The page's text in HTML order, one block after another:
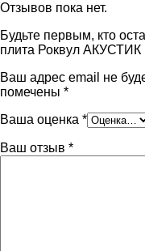
Отзывов пока нет.
Будьте первым, кто
плита Роквул
Ваш адрес email не
помечены *
Ваша оценка *
Ваш отзыв *